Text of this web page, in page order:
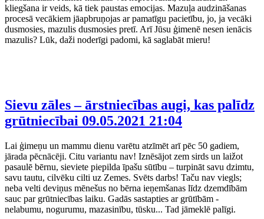
kliegšana ir veids, kā tiek paustas emocijas. Mazuļa audzināšanas
procesā vecākiem jāapbruņojas ar pamatīgu pacietību, jo, ja vecāki
dusmosies, mazulis dusmosies pretī. Arī Jūsu ģimenē nesen ienācis
mazulis? Lūk, daži noderīgi padomi, kā saglabāt mieru!
Sievu zāles – ārstniecības augi, kas palīdz
grūtniecībai 09.05.2021 21:04
Lai ģimeņu un mammu dienu varētu atzīmēt arī pēc 50 gadiem,
jārada pēcnācēji. Citu variantu nav! Iznēsājot zem sirds un laižot
pasaulē bērnu, sieviete piepilda īpašu sūtību – turpināt savu dzimtu,
savu tautu, cilvēku cilti uz Zemes. Svēts darbs! Taču nav viegls;
neba velti deviņus mēnešus no bērna ieņemšanas līdz dzemdībām
sauc par grūtniecības laiku. Gadās sastapties ar grūtībām -
nelabumu, nogurumu, mazasinību, tūsku... Tad jāmeklē palīgi.